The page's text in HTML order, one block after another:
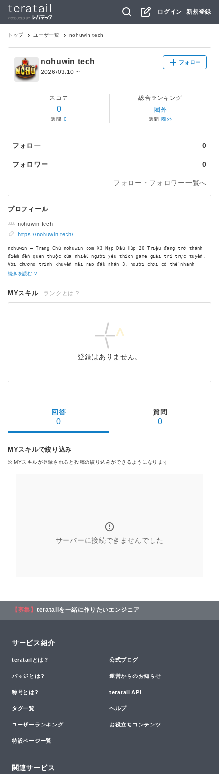
ログイン 新規登録
トップ ユーザ一覧 nohuwin tech
nohuwin tech
2026/03/10 ~
フォロー
スコア
0
週間 0
総合ランキング
圏外
週間 圏外
フォロー 0
フォロワー 0
フォロー・フォロワー一覧へ
プロフィール
nohuwin tech
https://nohuwin.tech/
nohuwin – Trang Chủ nohuwin com X3 Nạp Đầu Húp 20 Triệu đang trở thành
điểm đến quen thuộc của nhiều người yêu thích game giải trí trực tuyến.
Với chương trình khuyến mãi nạp đầu nhân 3, người chơi có thể nhanh
chóng gia tăng số dư để tham gia các trò chơi hấp dẫn.
続きを読む ∨
MYスキル ランクとは？
登録はありません。
回答
0
質問
0
MYスキルで絞り込み
※ MYスキルが登録される と投稿の絞り込みができるようになります
サーバーに接続できませんでした
【募集】 teratailを一緒に作りたいエンジニア
サービス紹介
teratailとは？ 公式ブログ
バッジとは? 運営からのお知らせ
称号とは? teratail API
タグ一覧 ヘルプ
ユーザーランキング お役立ちコンテンツ
特設ページ一覧
関連サービス